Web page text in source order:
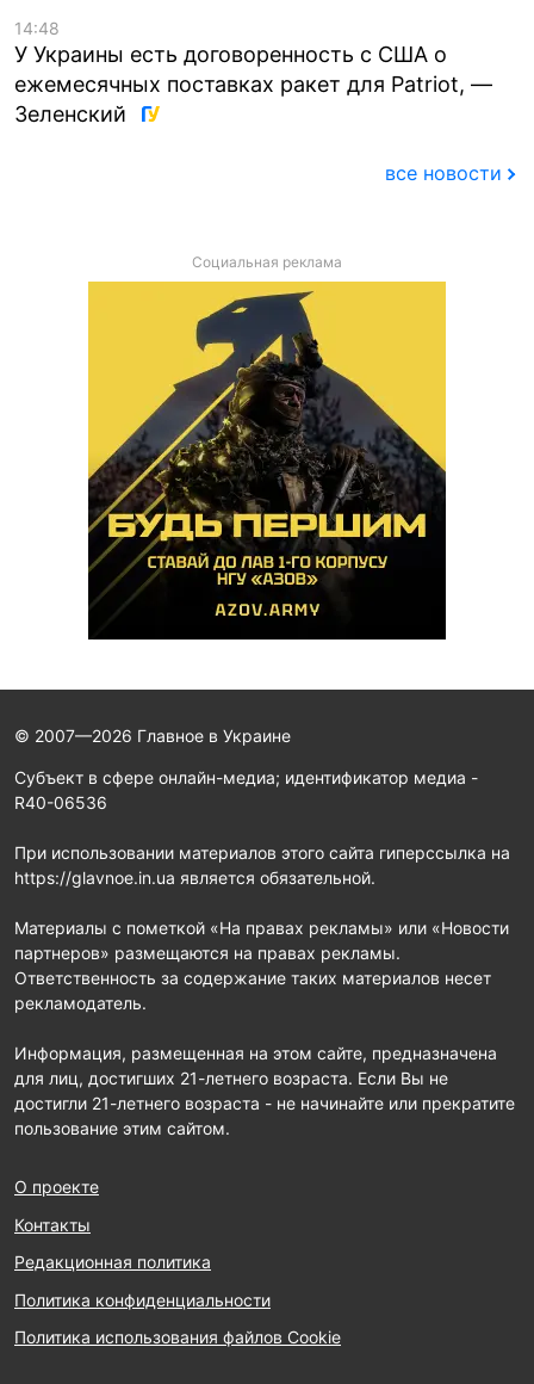
14:48
У Украины есть договоренность с США о
ежемесячных поставках ракет для Patriot, —
Зеленский
все новости
Социальная реклама
© 2007—2026 Главное в Украине
Субъект в сфере онлайн-медиа; идентификатор медиа -
R40-06536
При использовании материалов этого сайта гиперссылка на
https://glavnoe.in.ua является обязательной.
Материалы с пометкой «На правах рекламы» или «Новости
партнеров» размещаются на правах рекламы.
Ответственность за содержание таких материалов несет
рекламодатель.
Информация, размещенная на этом сайте, предназначена
для лиц, достигших 21-летнего возраста. Если Вы не
достигли 21-летнего возраста - не начинайте или прекратите
пользование этим сайтом.
О проекте
Контакты
Редакционная политика
Политика конфиденциальности
Политика использования файлов Cookie